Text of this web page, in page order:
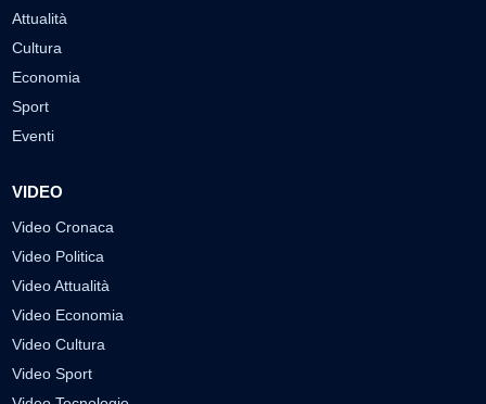
Attualità
Cultura
Economia
Sport
Eventi
VIDEO
Video Cronaca
Video Politica
Video Attualità
Video Economia
Video Cultura
Video Sport